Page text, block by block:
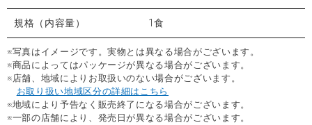
規格（内容量） 1食
※写真はイメージです。実物とは異なる場合がございます。
※商品によってはパッケージが異なる場合がございます。
※店舗、地域によりお取扱いのない場合がございます。
お取り扱い地域区分の詳細はこちら
※地域により予告なく販売終了になる場合がございます。
※一部の店舗により、発売日が異なる場合がございます。